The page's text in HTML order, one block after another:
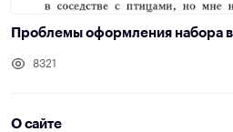
Проблемы оформления набора
8321
О сайте